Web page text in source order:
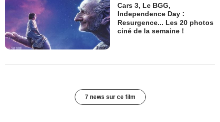
Cars 3, Le BGG,
Independence Day :
Resurgence... Les 20 photos
ciné de la semaine !
7 news sur ce film